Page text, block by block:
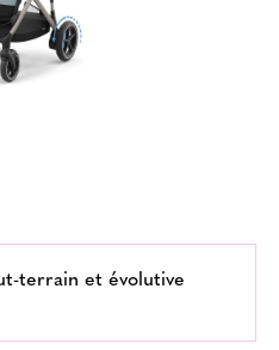
terrain et évolutive